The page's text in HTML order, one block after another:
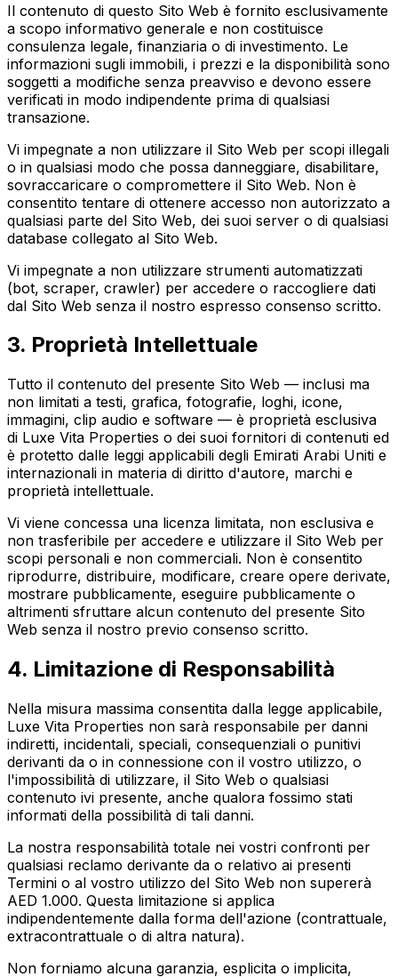
Il contenuto di questo Sito Web è fornito esclusivamente
a scopo informativo generale e non costituisce
consulenza legale, finanziaria o di investimento. Le
informazioni sugli immobili, i prezzi e la disponibilità sono
soggetti a modifiche senza preavviso e devono essere
verificati in modo indipendente prima di qualsiasi
transazione.
Vi impegnate a non utilizzare il Sito Web per scopi illegali
o in qualsiasi modo che possa danneggiare, disabilitare,
sovraccaricare o compromettere il Sito Web. Non è
consentito tentare di ottenere accesso non autorizzato a
qualsiasi parte del Sito Web, dei suoi server o di qualsiasi
database collegato al Sito Web.
Vi impegnate a non utilizzare strumenti automatizzati
(bot, scraper, crawler) per accedere o raccogliere dati
dal Sito Web senza il nostro espresso consenso scritto.
3. Proprietà Intellettuale
Tutto il contenuto del presente Sito Web — inclusi ma
non limitati a testi, grafica, fotografie, loghi, icone,
immagini, clip audio e software — è proprietà esclusiva
di Luxe Vita Properties o dei suoi fornitori di contenuti ed
è protetto dalle leggi applicabili degli Emirati Arabi Uniti e
internazionali in materia di diritto d'autore, marchi e
proprietà intellettuale.
Vi viene concessa una licenza limitata, non esclusiva e
non trasferibile per accedere e utilizzare il Sito Web per
scopi personali e non commerciali. Non è consentito
riprodurre, distribuire, modificare, creare opere derivate,
mostrare pubblicamente, eseguire pubblicamente o
altrimenti sfruttare alcun contenuto del presente Sito
Web senza il nostro previo consenso scritto.
4. Limitazione di Responsabilità
Nella misura massima consentita dalla legge applicabile,
Luxe Vita Properties non sarà responsabile per danni
indiretti, incidentali, speciali, consequenziali o punitivi
derivanti da o in connessione con il vostro utilizzo, o
l'impossibilità di utilizzare, il Sito Web o qualsiasi
contenuto ivi presente, anche qualora fossimo stati
informati della possibilità di tali danni.
La nostra responsabilità totale nei vostri confronti per
qualsiasi reclamo derivante da o relativo ai presenti
Termini o al vostro utilizzo del Sito Web non supererà
AED 1.000. Questa limitazione si applica
indipendentemente dalla forma dell'azione (contrattuale,
extracontrattuale o di altra natura).
Non forniamo alcuna garanzia, esplicita o implicita,